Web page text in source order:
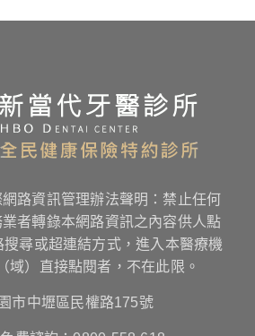
路資訊管理辦法聲明：禁止任何
者轉錄本網路資訊之內容供人點
搜尋或超連結方式，進入本醫療機
域）直接點閱者，不在此限。
市中壢區民權路175號